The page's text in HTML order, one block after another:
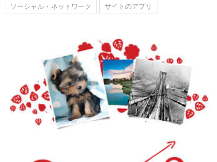
ソーシャル・ネットワーク サイトのアプリ